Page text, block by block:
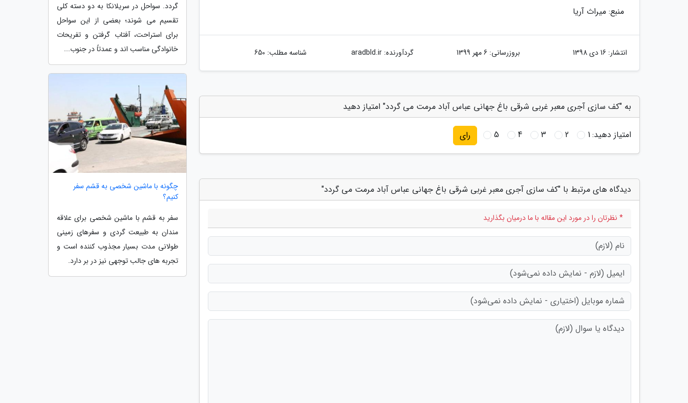
منبع: میراث آریا
انتشار: 16 دی 1398 بروزرسانی: 6 مهر 1399 گردآورنده:aradbld.ir شناسه مطلب: 650
به "کف سازی آجری معبر غربی شرقی باغ جهانی عباس آباد مرمت می گردد" امتیاز دهید
امتیاز دهید:1
2
3
4
5 رای
دیدگاه های مرتبط با "کف سازی آجری معبر غربی شرقی باغ جهانی عباس آباد مرمت می گردد"
* نظرتان را در مورد این مقاله با ما درمیان بگذارید
گردد. سواحل در سریلانکا به دو دسته کلی
تقسیم می شوند؛ بعضی از این سواحل
برای استراحت، آفتاب گرفتن و تفریحات
خانوادگی مناسب اند و عمدتاً در جنوب...
چگونه با ماشین شخصی به قشم سفر
کنیم؟
سفر به قشم با ماشین شخصی برای علاقه
مندان به طبیعت گردی و سفرهای زمینی
طولانی مدت بسیار مجذوب کننده است و
تجربه های جالب توجهی نیز در بر دارد.